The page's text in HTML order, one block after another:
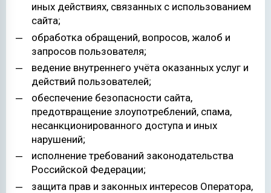
иных действиях, связанных с использованием
сайта;
обработка обращений, вопросов, жалоб и
запросов пользователя;
ведение внутреннего учёта оказанных услуг и
действий пользователей;
обеспечение безопасности сайта,
предотвращение злоупотреблений, спама,
несанкционированного доступа и иных
нарушений;
исполнение требований законодательства
Российской Федерации;
защита прав и законных интересов Оператора,